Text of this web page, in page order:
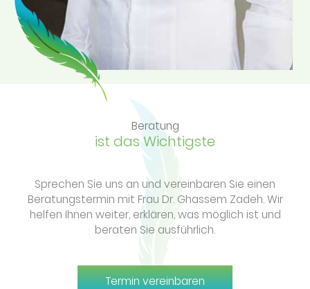
Beratung
ist das Wichtigste
Sprechen Sie uns an und vereinbaren Sie einen
Beratungstermin mit Frau Dr. Ghassem Zadeh. Wir
helfen Ihnen weiter, erklären, was möglich ist und
beraten Sie ausführlich.
Termin vereinbaren